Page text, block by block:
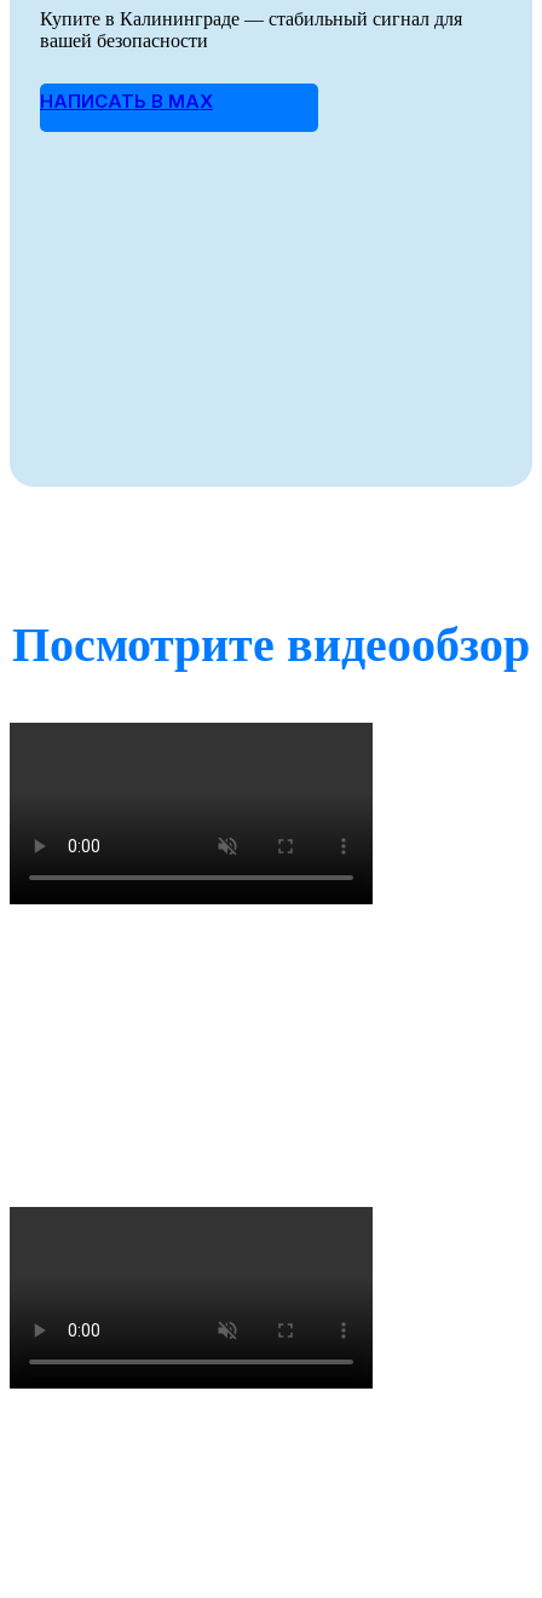
Купите в Калининграде — стабильный сигнал для
вашей безопасности
НАПИСАТЬ В MAX
Посмотрите видеообзор